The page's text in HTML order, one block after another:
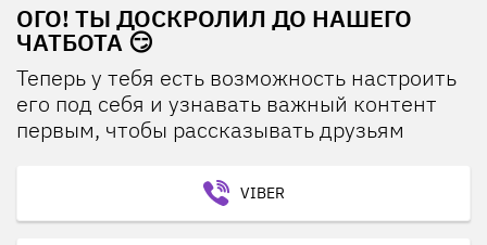
ОГО! ТЫ ДОСКРОЛИЛ ДО НАШЕГО
ЧАТБОТА 😏
Теперь у тебя есть возможность настроить
его под себя и узнавать важный контент
первым, чтобы рассказывать друзьям
VIBER